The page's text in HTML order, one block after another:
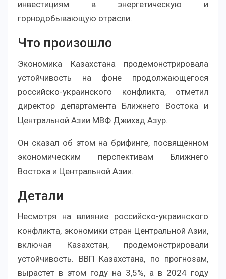
инвестициям в энергетическую и
горнодобывающую отрасли.
Что произошло
Экономика Казахстана продемонстрировала
устойчивость на фоне продолжающегося
российско-украинского конфликта, отметил
директор департамента Ближнего Востока и
Центральной Азии МВФ Джихад Азур.
Он сказал об этом на брифинге, посвящённом
экономическим перспективам Ближнего
Востока и Центральной Азии.
Детали
Несмотря на влияние российско-украинского
конфликта, экономики стран Центральной Азии,
включая Казахстан, продемонстрировали
устойчивость. ВВП Казахстана, по прогнозам,
вырастет в этом году на 3,5%, а в 2024 году